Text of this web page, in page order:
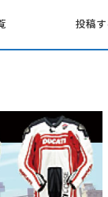
投稿